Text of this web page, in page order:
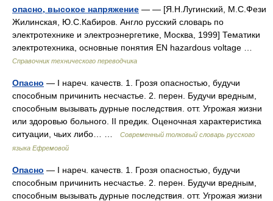
опасно, высокое напряжение — — [Я.Н.Лугинский, М.С.Фези
Жилинская, Ю.С.Кабиров. Англо русский словарь по
электротехнике и электроэнергетике, Москва, 1999] Тематики
электротехника, основные понятия EN hazardous voltage …
Справочник технического переводчика
Опасно — I нареч. качеств. 1. Грозя опасностью, будучи
способным причинить несчастье. 2. перен. Будучи вредным,
способным вызывать дурные последствия. отт. Угрожая жизни
или здоровью больного. II предик. Оценочная характеристика
ситуации, чьих либо… …
Современный толковый словарь русского
языка Ефремовой
Опасно — I нареч. качеств. 1. Грозя опасностью, будучи
способным причинить несчастье. 2. перен. Будучи вредным,
способным вызывать дурные последствия. отт. Угрожая жизни